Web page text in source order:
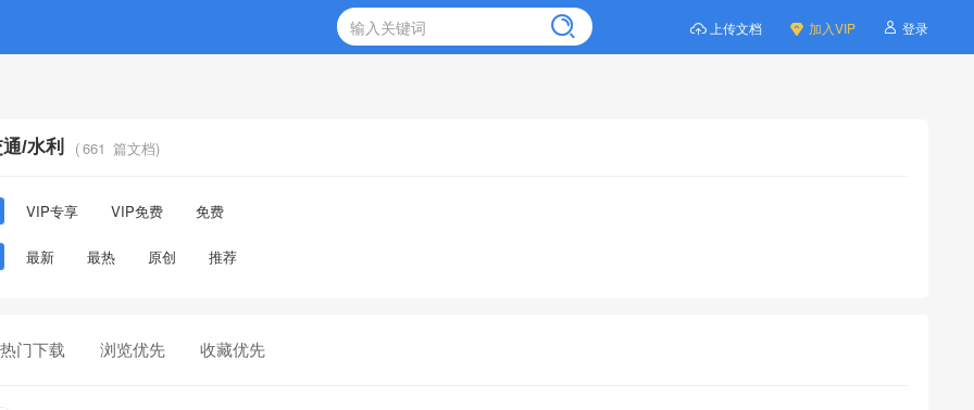
上传文档 加入VIP 登录
/水利 (661 篇文档)
VIP专享 VIP免费 免费
最新 最热 原创 推荐
热门下载 浏览优先 收藏优先